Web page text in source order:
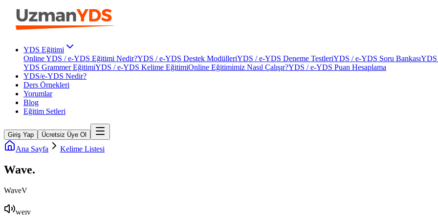
YDS Eğitimi
Online YDS / e-YDS Eğitimi Nedir?YDS / e-YDS Destek ModülleriYDS / e-YDS Deneme TestleriYDS / e-YDS Soru BankasıYDS
YDS Grammer EğitimiYDS / e-YDS Kelime EğitimiOnline Eğitimimiz Nasıl Çalışır?YDS / e-YDS Puan Hesaplama
YDS/e-YDS Nedir?
Ders Örnekleri
Yorumlar
Blog
Eğitim Setleri
Giriş Yap Ücretsiz Üye Ol
Ana Sayfa Kelime Listesi
Wave.
WaveV
weɪv